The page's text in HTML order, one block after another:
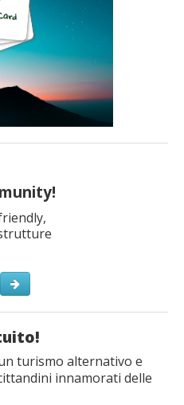
turismo alternativo e
innamorati delle